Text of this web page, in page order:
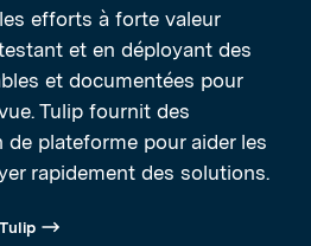
efforts à forte valeur
et en déployant des
et documentées pour
Tulip fournit des
plateforme pour aider les
rapidement des solutions.